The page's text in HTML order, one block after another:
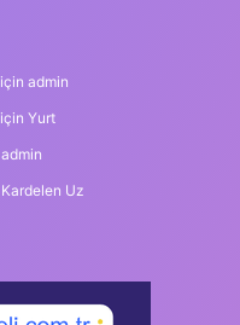
için admin
için Yurt
admin
Kardelen Uz